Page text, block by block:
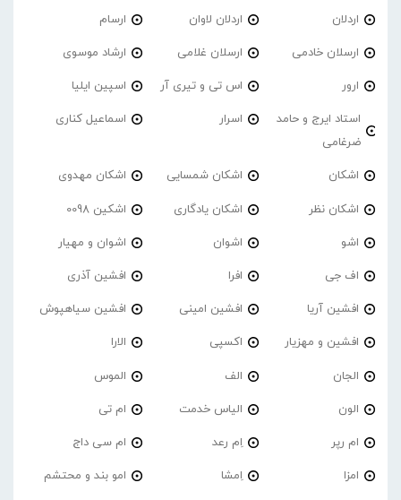
اردلان اردلان لاوان ارسام
ارسلان خادمی ارسلان غلامی ارشاد موسوی
ارور اس تی و تیری آر اسپین ایلیا
استاد ایرج و حامد
ضرغامی
اسرار اسماعیل کناری
اشکان اشکان شمسایی اشکان مهدوی
اشکان نظر اشکان یادگاری اشکین 0098
اشو اشوان اشوان و مهیار
اف جی افرا افشین آذری
افشین آریا افشین امینی افشین سیاهپوش
افشین و مهزیار اکسپی الارا
الجان الف الموس
الون الیاس خدمت ام تی
ام رپر اِم رعد ام سی داج
امزا اِمشا امو بند و محتشم